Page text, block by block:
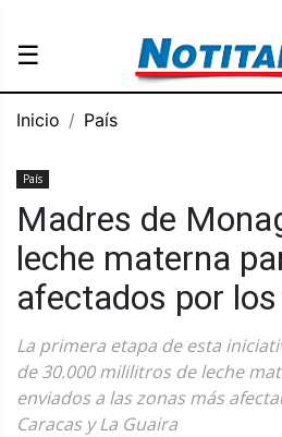
☰
Inicio País
País
Madres de
leche materna
afectados por
La primera etapa de esta
de 30.000 mililitros de leche
enviados a las zonas más
Caracas y La Guaira